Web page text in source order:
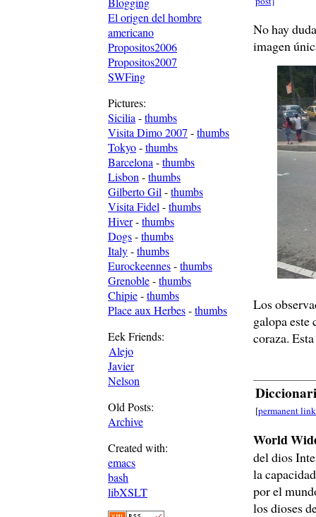
El origen del hombre
americano
Propositos2006
Propositos2007
SWFing
Pictures:
Sicilia -thumbs
Visita Dimo 2007 -thumbs
Tokyo-thumbs
Barcelona -thumbs
Lisbon -thumbs
Gilberto Gil -thumbs
Visita Fidel -thumbs
Hiver-thumbs
Dogs-thumbs
Italy-thumbs
Eurockeennes-thumbs
Grenoble-thumbs
Chipie-thumbs
Place aux Herbes-thumbs
Eek Friends:
Alejo
Javier
Nelson
Old Posts:
Archive
Created with:
emacs
bash
libXSLT
No hay
imagen
Los
galopa este
coraza.
[permanent link
World
del dios
la
por el
los dioses